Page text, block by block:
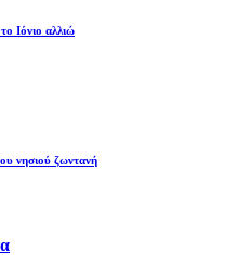
Ιόνιο αλλιώ
νησιού ζωντανή